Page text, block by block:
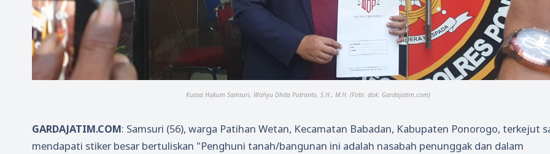
Kuasa Hukum Samsuri, Wahyu Dhita Putranto, S.H., M.H. (Foto: dok. Gardajatim.com)
GARDAJATIM.COM: Samsuri (56), warga Patihan Wetan, Kecamatan Babadan, Kabupaten Ponorogo, terkejut
mendapati stiker besar bertuliskan "Penghuni tanah/bangunan ini adalah nasabah penunggak dan dalam